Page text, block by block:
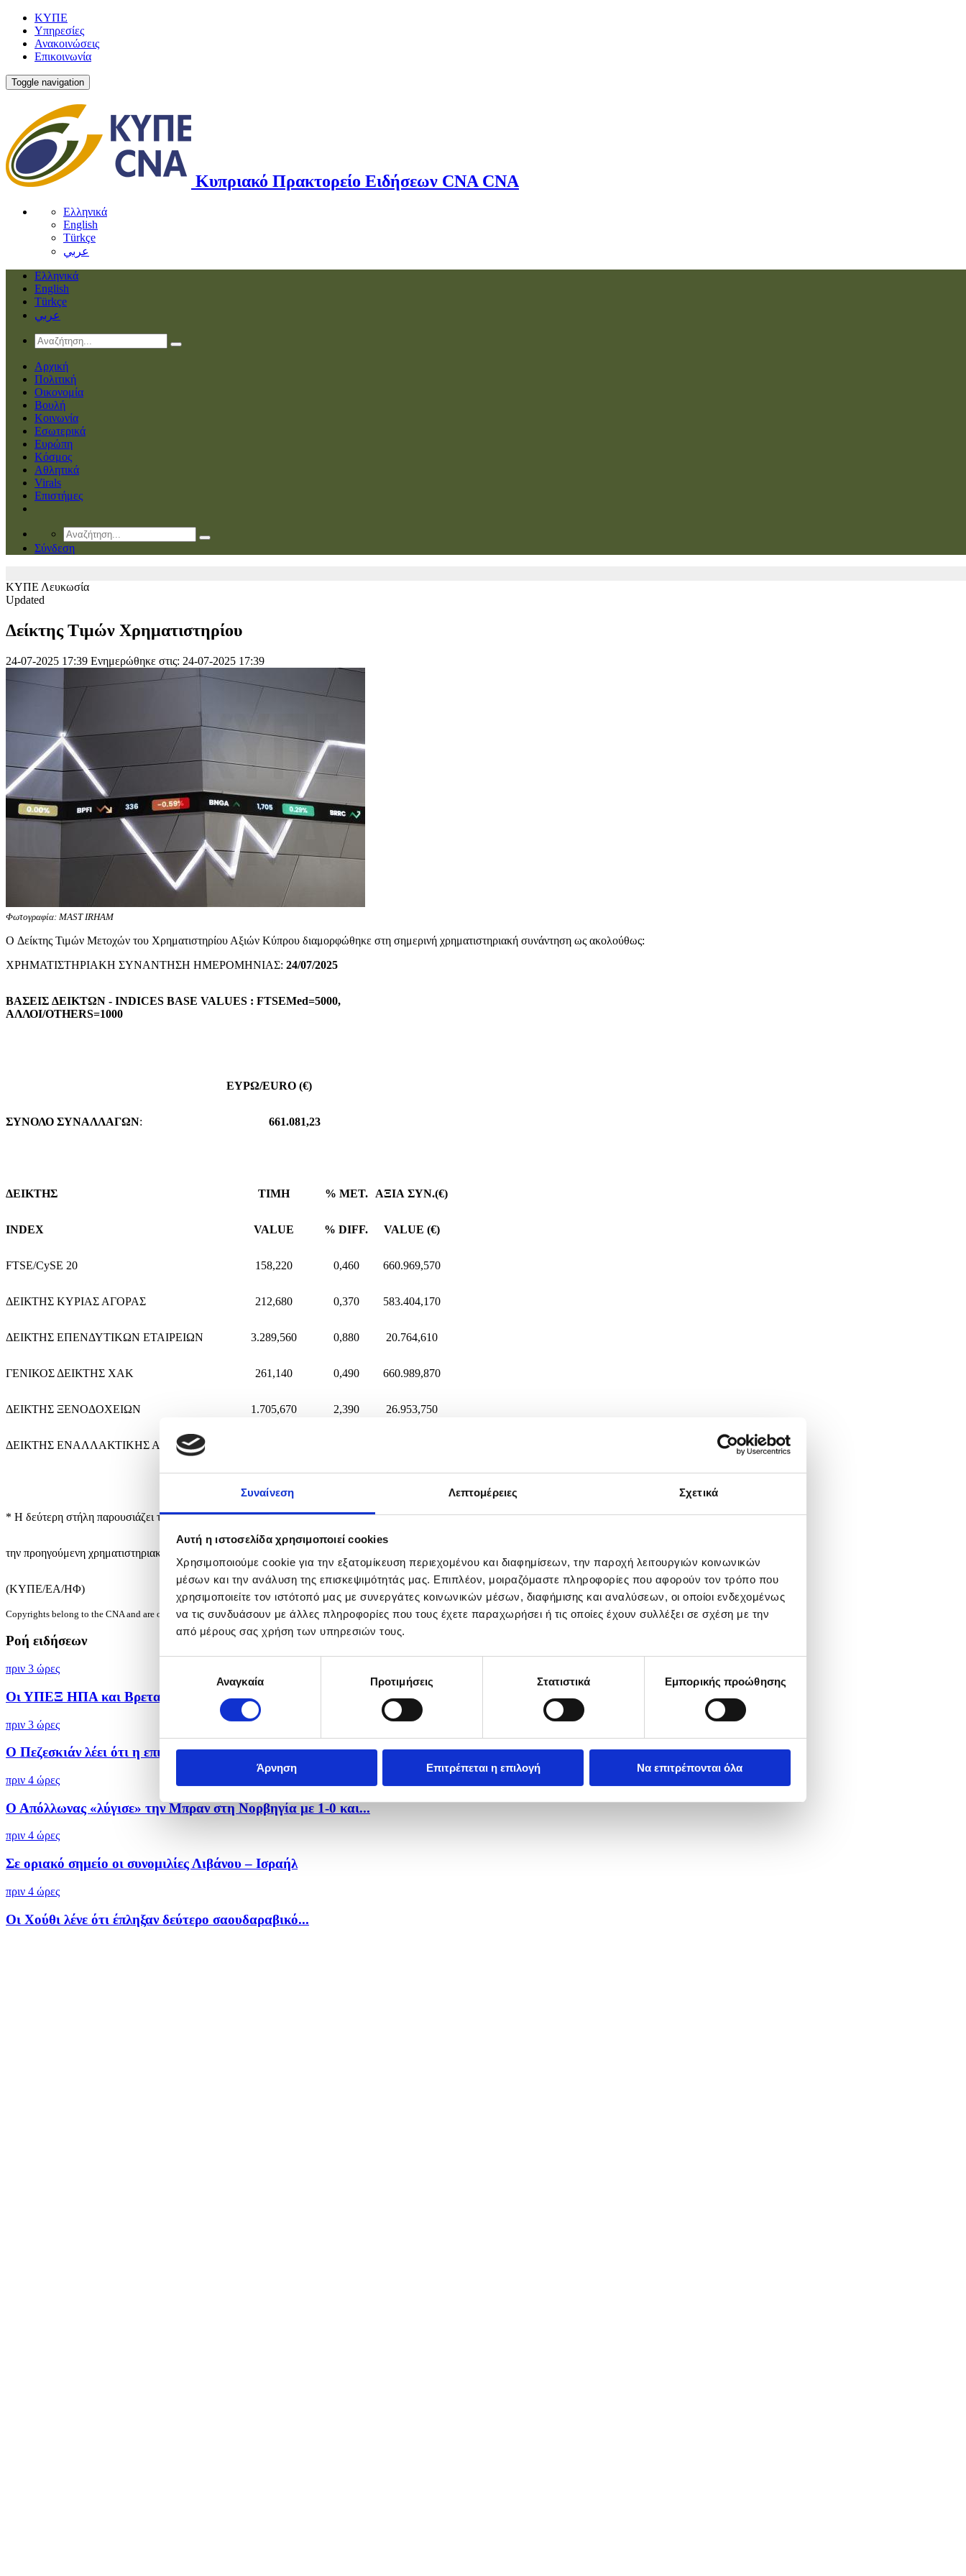
Συναίνεση Λεπτομέρειες Σχετικά
Αυτή η ιστοσελίδα χρησιμοποιεί cookies
Χρησιμοποιούμε cookie για την εξατομίκευση περιεχομένου και διαφημίσεων, την παροχή λειτουργιών κοινωνικών
μέσων και την ανάλυση της επισκεψιμότητάς μας. Επιπλέον, μοιραζόμαστε πληροφορίες που αφορούν τον τρόπο που
χρησιμοποιείτε τον ιστότοπό μας με συνεργάτες κοινωνικών μέσων, διαφήμισης και αναλύσεων, οι οποίοι ενδεχομένως
να τις συνδυάσουν με άλλες πληροφορίες που τους έχετε παραχωρήσει ή τις οποίες έχουν συλλέξει σε σχέση με την
από μέρους σας χρήση των υπηρεσιών τους.
συγκατάθεσηςΑναγκαία Προτιμήσεις Στατιστικά Εμπορικής προώθησης
Άρνηση Επιτρέπεται η επιλογή Να επιτρέπονται όλα
ΚΥΠΕ
Υπηρεσίες
Ανακοινώσεις
Επικοινωνία
Toggle navigation
Κυπριακό Πρακτορείο Ειδήσεων CNA CNA
Ελληνικά
English
Türkçe
عربي
Ελληνικά
English
Türkçe
عربي
Αρχική
Πολιτική
Οικονομία
Βουλή
Κοινωνία
Εσωτερικά
Ευρώπη
Κόσμος
Αθλητικά
Virals
Επιστήμες
Σύνδεση
ΚΥΠΕ Λευκωσία
Updated
Δείκτης Τιμών Χρηματιστηρίου
24-07-2025 17:39 Ενημερώθηκε στις: 24-07-2025 17:39
Φωτογραφία: MAST IRHAM
O Δείκτης Τιμών Μετοχών του Χρηματιστηρίου Αξιών Κύπρου διαμορφώθηκε στη σημερινή χρηματιστηριακή συνάντηση ως ακολούθως:
ΧΡΗΜΑΤΙΣΤΗΡΙΑΚΗ ΣΥΝΑΝΤΗΣΗ ΗΜΕΡΟΜΗΝΙΑΣ: 24/07/2025
ΒΑΣΕΙΣ ΔΕΙΚΤΩΝ - INDICES BASE VALUES : FTSEMed=5000,
ΑΛΛΟΙ/OTHERS=1000
ΕΥΡΩ/EURO (€)
ΣΥΝΟΛΟ ΣΥΝΑΛΛΑΓΩΝ: 661.081,23
ΔΕΙΚΤΗΣ TIMH % MET. ΑΞΙΑ ΣΥΝ.(€)
INDEX VALUE % DIFF. VALUE (€)
FTSE/CySE 20 158,220 0,460 660.969,570
ΔΕΙΚΤΗΣ ΚΥΡΙΑΣ ΑΓΟΡΑΣ 212,680 0,370 583.404,170
ΔΕΙΚΤΗΣ ΕΠΕΝΔΥΤΙΚΩΝ ΕΤΑΙΡΕΙΩΝ 3.289,560 0,880 20.764,610
ΓΕΝΙΚΟΣ ΔΕΙΚΤΗΣ ΧΑΚ 261,140 0,490 660.989,870
ΔΕΙΚΤΗΣ ΞΕΝΟΔΟΧΕΙΩΝ 1.705,670 2,390 26.953,750
ΔΕΙΚΤΗΣ ΕΝΑΛΛΑΚΤΙΚΗΣ ΑΓΟΡΑΣ
* Η δεύτερη στήλη παρουσιάζει την ποσοστιαία μεταβολή του δείκτη από
την προηγούμενη χρηματιστηριακή συνάντηση.
(ΚΥΠΕ/EA/ΗΦ)
Copyrights belong to the CNA and are only granted to subscribers for a specific use.
Ροή ειδήσεων
πριν 3 ώρες
Οι ΥΠΕΞ ΗΠΑ και Βρετανίας συζήτησαν για την ασφάλεια...
πριν 3 ώρες
Ο Πεζεσκιάν λέει ότι η επικοινωνία με τον Μοτζτάμπα...
πριν 4 ώρες
Ο Απόλλωνας «λύγισε» την Μπραν στη Νορβηγία με 1-0 και...
πριν 4 ώρες
Σε οριακό σημείο οι συνομιλίες Λιβάνου – Ισραήλ
πριν 4 ώρες
Οι Χούθι λένε ότι έπληξαν δεύτερο σαουδαραβικό...